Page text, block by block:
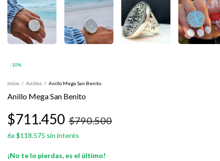
-10%
Inicio / Anillos / Anillo Mega San Benito
Anillo Mega San Benito
$711.450 $790.500
6x$118.575 sin interés
¡No te lo pierdas, es el último!